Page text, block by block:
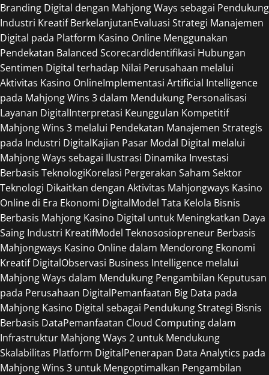
Branding Digital dengan Mahjong Ways sebagai Pendukung
Industri Kreatif BerkelanjutanEvaluasi Strategi Manajemen
Digital pada Platform Kasino Online Menggunakan
Pendekatan Balanced ScorecardIdentifikasi Hubungan
Sentimen Digital terhadap Nilai Perusahaan melalui
Aktivitas Kasino OnlineImplementasi Artificial Intelligence
pada Mahjong Wins 3 dalam Mendukung Personalisasi
Layanan DigitalInterpretasi Keunggulan Kompetitif
Mahjong Wins 3 melalui Pendekatan Manajemen Strategis
pada Industri DigitalKajian Pasar Modal Digital melalui
Mahjong Ways sebagai Ilustrasi Dinamika Investasi
Berbasis TeknologiKorelasi Pergerakan Saham Sektor
Teknologi Dikaitkan dengan Aktivitas Mahjongways Kasino
Online di Era Ekonomi DigitalModel Tata Kelola Bisnis
Berbasis Mahjong Kasino Digital untuk Meningkatkan Daya
Saing Industri KreatifModel Teknososiopreneur Berbasis
Mahjongways Kasino Online dalam Mendorong Ekonomi
Kreatif DigitalObservasi Business Intelligence melalui
Mahjong Ways dalam Mendukung Pengambilan Keputusan
pada Perusahaan DigitalPemanfaatan Big Data pada
Mahjong Kasino Digital sebagai Pendukung Strategi Bisnis
Berbasis DataPemanfaatan Cloud Computing dalam
Infrastruktur Mahjong Ways 2 untuk Mendukung
Skalabilitas Platform DigitalPenerapan Data Analytics pada
Mahjong Wins 3 untuk Mengoptimalkan Pengambilan